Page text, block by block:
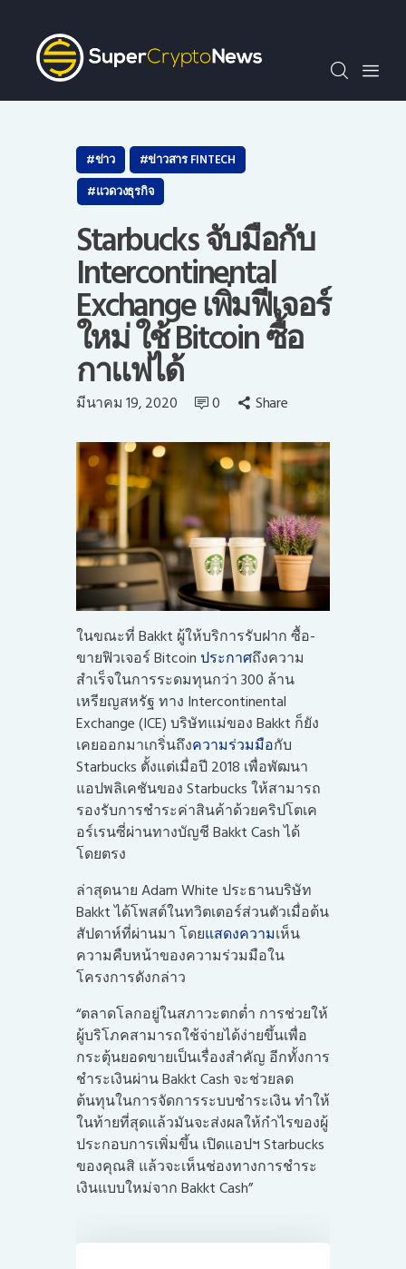
SCN30index
ข่าว
ถาม-ตอบ
ความรู้เบื้องต้น
วีดีโอ
ไทย
ข่าว
ข่าวสาร FINTECH
แวดวงธุรกิจ
Starbucks จับมือกับ
Intercontinental
Exchange เพิ่มฟีเจอร์
ใหม่ ใช้ Bitcoin ซื้อ
กาแฟได้
มีนาคม 19, 2020 0 Share
ในขณะที่ Bakkt ผู้ให้บริการรับฝาก ซื้อ-
ขายฟิวเจอร์ Bitcoinประกาศถึงความ
สำเร็จในการระดมทุนกว่า 300 ล้าน
เหรียญสหรัฐ ทาง Intercontinental
Exchange (ICE) บริษัทแม่ของ Bakkt ก็ยัง
เคยออกมาเกริ่นถึงความร่วมมือกับ
Starbucks ตั้งแต่เมื่อปี 2018 เพื่อพัฒนา
แอปพลิเคชันของ Starbucks ให้สามารถ
รองรับการชำระค่าสินค้าด้วยคริปโตเค
อร์เรนซี่ผ่านทางบัญชี Bakkt Cash ได้
โดยตรง
ล่าสุดนาย Adam White ประธานบริษัท
Bakkt ได้โพสต์ในทวิตเตอร์ส่วนตัวเมื่อต้น
สัปดาห์ที่ผ่านมา โดยแสดงความเห็น
ความคืบหน้าของความร่วมมือใน
โครงการดังกล่าว
“ตลาดโลกอยู่ในสภาวะตกต่ำ การช่วยให้
ผู้บริโภคสามารถใช้จ่ายได้ง่ายขึ้นเพื่อ
กระตุ้นยอดขายเป็นเรื่องสำคัญ อีกทั้งการ
ชำระเงินผ่าน Bakkt Cash จะช่วยลด
ต้นทุนในการจัดการระบบชำระเงิน ทำให้
ในท้ายที่สุดแล้วมันจะส่งผลให้กำไรของผู้
ประกอบการเพิ่มขึ้น เปิดแอปฯ Starbucks
ของคุณสิ แล้วจะเห็นช่องทางการชำระ
เงินแบบใหม่จาก Bakkt Cash”